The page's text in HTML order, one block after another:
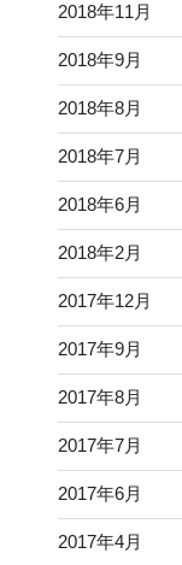
2018年11月
2018年9月
2018年8月
2018年7月
2018年6月
2018年2月
2017年12月
2017年9月
2017年8月
2017年7月
2017年6月
2017年4月